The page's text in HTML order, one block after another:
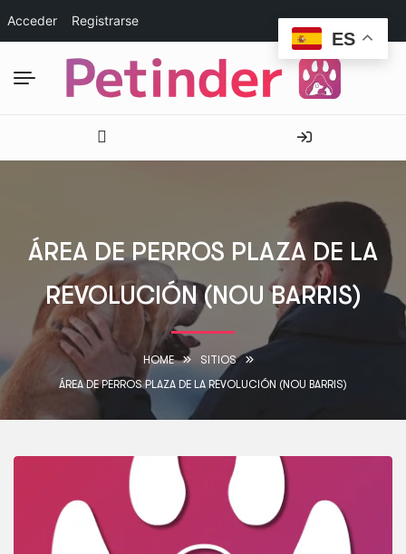
Acceder Registrarse
ÁREA DE PERROS PLAZA DE LA
REVOLUCIÓN (NOU BARRIS)
HOME
SITIOS
ÁREA DE PERROS PLAZA DE LA REVOLUCIÓN (NOU BARRIS)
ES